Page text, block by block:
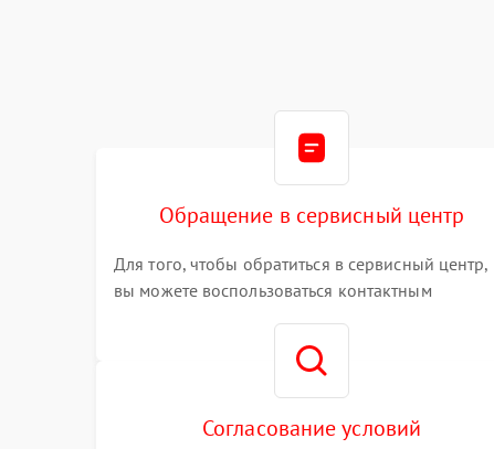
Обращение в сервисный центр
Для того, чтобы обратиться в сервисный центр,
вы можете воспользоваться контактным
номер телефона на сайте
Согласование условий